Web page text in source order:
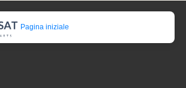
Pagina iniziale